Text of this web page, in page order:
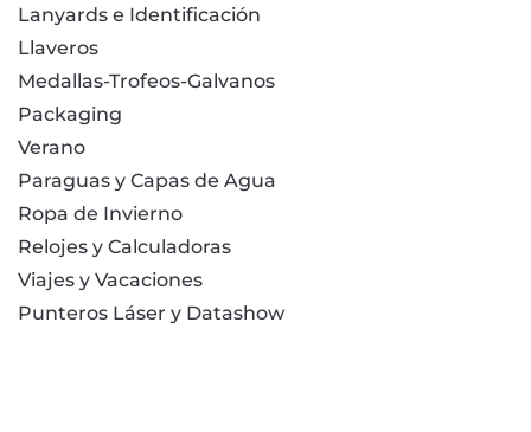
Lanyards e Identificación
Llaveros
Medallas-Trofeos-Galvanos
Packaging
Verano
Paraguas y Capas de Agua
Ropa de Invierno
Relojes y Calculadoras
Viajes y Vacaciones
Punteros Láser y Datashow